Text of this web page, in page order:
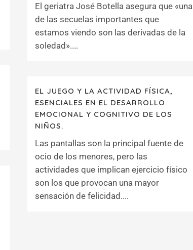
El geriatra José Botella asegura que «una
de las secuelas importantes que
estamos viendo son las derivadas de la
soledad»....
EL JUEGO Y LA ACTIVIDAD FÍSICA,
ESENCIALES EN EL DESARROLLO
EMOCIONAL Y COGNITIVO DE LOS
NIÑOS.
Las pantallas son la principal fuente de
ocio de los menores, pero las
actividades que implican ejercicio físico
son los que provocan una mayor
sensación de felicidad....